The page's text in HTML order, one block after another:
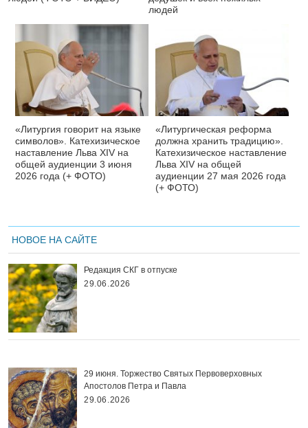
людей
«Литургия говорит на языке
символов». Катехизическое
наставление Льва XIV на
общей аудиенции 3 июня
2026 года (+ ФОТО)
«Литургическая реформа
должна хранить традицию».
Катехизическое наставление
Льва XIV на общей
аудиенции 27 мая 2026 года
(+ ФОТО)
НОВОЕ НА САЙТЕ
Редакция СКГ в отпуске
29.06.2026
29 июня. Торжество Святых Первоверховных
Апостолов Петра и Павла
29.06.2026